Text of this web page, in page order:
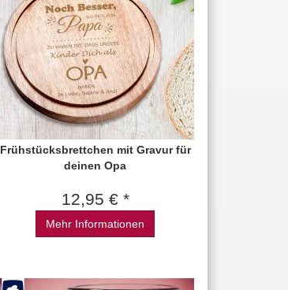
Frühstücksbrettchen mit Gravur für
deinen Opa
12,95 € *
Mehr Informationen